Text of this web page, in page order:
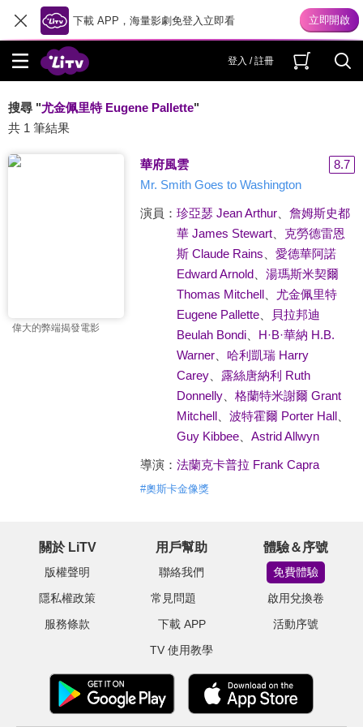
下載 APP，海量影劇免登入立即看
登入 / 註冊
搜尋 "尤金佩里特 Eugene Pallette"
共 1 筆結果
偉大的弊端揭發電影
華府風雲
8.7
Mr. Smith Goes to Washington
演員： 珍亞瑟 Jean Arthur、 詹姆斯史都
華 James Stewart、 克勞德雷恩
斯 Claude Rains
愛德華阿諾
Edward Arnold、 湯瑪斯米契爾
Thomas Mitchell、 尤金佩里特
Eugene Pallette、
貝拉邦迪
Beulah Bondi、 H·B·華納 H.B.
Warner、 哈利凱瑞 Harry
Carey、 露絲唐納利 Ruth
Donnelly、 格蘭特米謝爾 Grant
Mitchell、 波特霍爾 Porter Hall、
Guy Kibbee、 Astrid Allwyn
導演： 法蘭克卡普拉 Frank Capra
#奧斯卡金像獎
關於 LiTV
版權聲明
隱私權政策
服務條款
用戶幫助
聯絡我們
常見問題
下載 APP
TV 使用教學
體驗＆序號
免費體驗
啟用兌換卷
活動序號